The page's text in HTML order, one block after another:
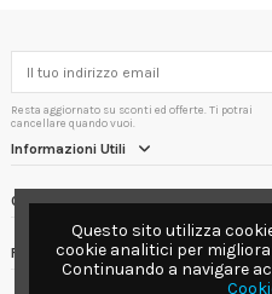
Resta aggiornato su sconti ed offerte. Ti potrai
cancellare quando vuoi.
Informazioni Utili
Contact us
Follow us
Questo sito utilizza
cookie analitici per
Continuando a navigare